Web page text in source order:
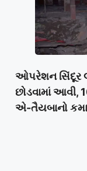
ઓપરેશન સિંદૂર
છોડવામાં આવી,
એ-તૈયબાનો